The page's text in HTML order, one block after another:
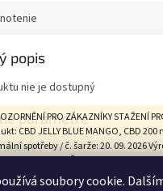
soubory cookie.
PRO ZÁKAZNÍKY STAŽENÍ
CBD JELLY BLUE MANGO, CBD
spotřeby / č. šarže: 20. 09. 2026
s.r.o., Tovární 9, České Budějovice
inspekce na základě hodnocení
popis
nie je dostupný
parametre
BLUNTY